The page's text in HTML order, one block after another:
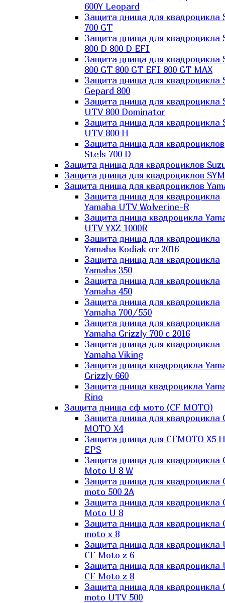
600Y Leopard
Защита днища для квадроцикла
700 GT
Защита днища для квадроцикла
800 D 800 D EFI
Защита днища для квадроцикла
800 GT 800 GT EFI 800 GT MAX
Защита днища для квадроцикла
Gepard 800
Защита днища для квадроцикла
UTV 800 Dominator
Защита днища для квадроцикла
UTV 800 H
Защита днища для квадроциклов
Stels 700 D
Защита днища для квадроциклов
Защита днища для квадроциклов SYM
Защита днища для квадроциклов
Защита днища для квадроцикла
Yamaha UTV Wolverine-R
Защита днища квадроцикла
UTV YXZ 1000R
Зашита днища для квадроцикла
Yamaha Kodiak от 2016
Защита днища для квадроцикла
Yamaha 350
Защита днища для квадроцикла
Yamaha 450
Защита днища для квадроцикла
Yamaha 700/550
Защита днища для квадроцикла
Yamaha Grizzly 700 с 2016
Защита днища для квадроцикла
Yamaha Viking
Защита днища квадроцикла
Grizzly 660
Защита днища квадроцикла
Rino
Защита днища сф мото (CF MOTO)
Защита днища для квадроцикла
MOTO X4
Защита днища для CFMOTO X5
EPS
Защита днища для квадроцикла
Moto U 8 W
Защита днища для квадроцикла
moto 500 2A
Защита днища для квадроцикла
Moto U 8
Защита днища для квадроцикла
moto x 8
Защита днища для квадроцикла
CF Moto z 6
Защита днища для квадроцикла
CF Moto z 8
Защита днища для квадроцикла
moto UTV 500